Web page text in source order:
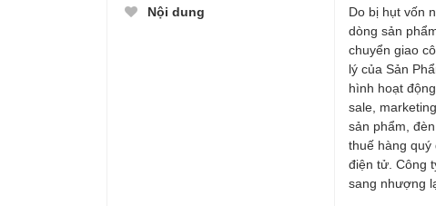
Nội dung
Do bị hụt vốn
dòng sản
chuyển giao
lý của Sản
hình hoạt
sale,
sản phẩm,
thuế hàng
điện tử. Công
sang nhượng